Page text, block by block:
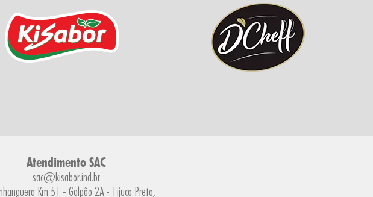
Atendimento SAC
sac@kisabor.ind.br
Km 51 - Galpão 2A - Tijuco Preto,